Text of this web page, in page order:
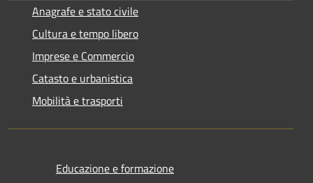
Anagrafe e stato civile
Cultura e tempo libero
Imprese e Commercio
Catasto e urbanistica
Mobilità e trasporti
Educazione e formazione